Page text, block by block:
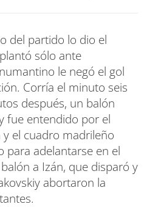
del partido lo dio el
sólo ante
le negó el gol
Corría el minuto seis
después, un balón
fue entendido por el
el cuadro madrileño
para adelantarse en el
a Izán, que disparó y
abortaron la